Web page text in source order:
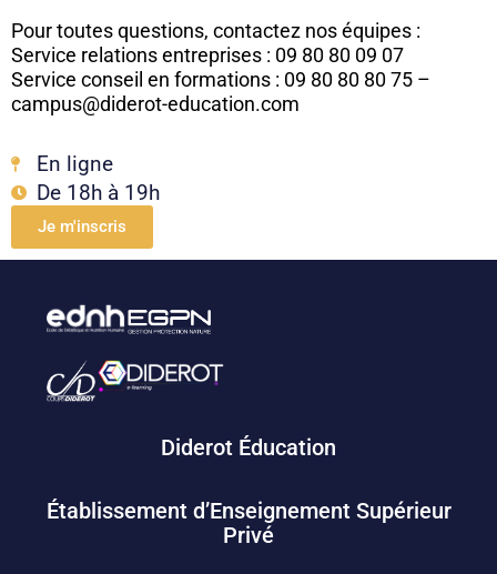
Pour toutes questions, contactez nos équipes :
Service relations entreprises : 09 80 80 09 07
Service conseil en formations : 09 80 80 80 75 –
campus@diderot-education.com
En ligne
De 18h à 19h
Je m'inscris
Diderot Éducation
Établissement d’Enseignement Supérieur
Privé